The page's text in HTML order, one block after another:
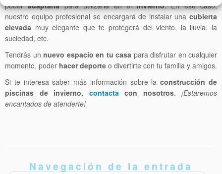
poderadaptarlapara utilizarla en elinvierno. En ese caso,
nuestro equipo profesional se encargará de instalar una cubierta
elevada muy elegante que te protegerá del viento, la lluvia, la
suciedad, etc.
Tendrás un nuevo espacio en tu casa para disfrutar en cualquier
momento, poder hacer deporte o divertirte con tu familia y amigos.
Si te interesa saber más información sobre laconstrucción de
piscinas de invierno, contactacon nosotros. ¡Estaremos
encantados de atenderte!
Navegación de la entrada